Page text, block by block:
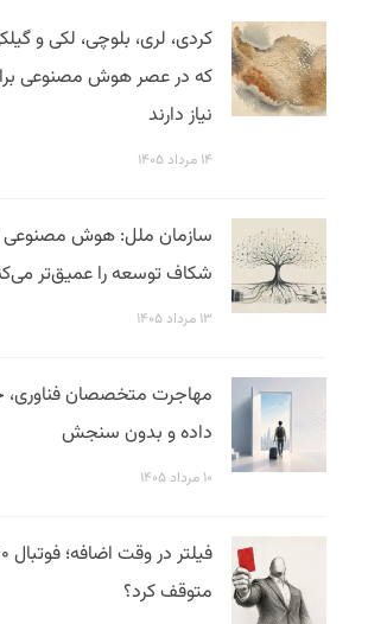
کردی، لری، بلوچی، لکی و
که در عصر هوش مصنوعی
نیاز دارند
۱۴ مرداد ۱۴۰۵
سازمان ملل: هوش مصنوعی
شکاف توسعه را عمیق‌تر
۱۳ مرداد ۱۴۰۵
مهاجرت متخصصان فناوری،
داده و بدون سنجش
۱۰ مرداد ۱۴۰۵
متوقف کرد؟